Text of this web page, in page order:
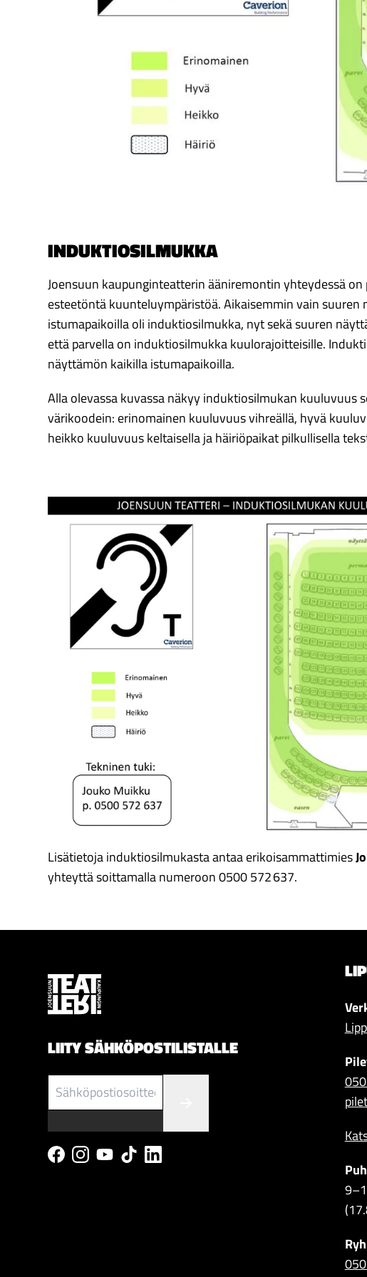
INDUKTIOSILMUKKA
Joensuun kaupunginteatterin ääniremontin yhteydessä
esteetöntä kuunteluympäristöä. Aikaisemmin vain suuren
istumapaikoilla oli induktiosilmukka, nyt sekä suuren
että parvella on induktiosilmukka kuulorajoitteisille.
näyttämön kaikilla istumapaikoilla.
Alla olevassa kuvassa näkyy induktiosilmukan kuuluvuus
värikoodein: erinomainen kuuluvuus vihreällä, hyvä
heikko kuuluvuus keltaisella ja häiriöpaikat pilkullisella
Lisätietoja induktiosilmukasta antaa erikoisammattimies
yhteyttä soittamalla numeroon 0500 572637.
LIITY SÄHKÖPOSTILISTALLE